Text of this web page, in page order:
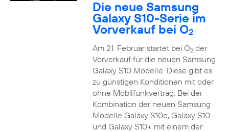
Die neue Samsung
Galaxy S10-Serie im
Vorverkauf bei O2
Am 21. Februar startet bei O2der
Vorverkauf für die neuen Samsung
Galaxy S10 Modelle. Diese gibt es
zu günstigen Konditionen mit oder
ohne Mobilfunkvertrag. Bei der
Kombination der neuen Samsung
Modelle Galaxy S10e, Galaxy S10
und Galaxy S10+ mit einem der